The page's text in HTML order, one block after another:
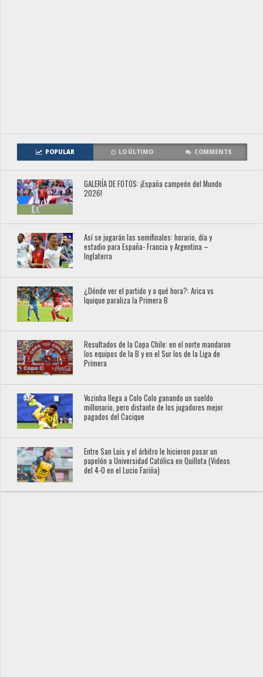
POPULAR LO ÚLTIMO COMMENTS
GALERÍA DE FOTOS: ¡España campeón del Mundo
2026!
Así se jugarán las semifinales: horario, día y
estadio para España- Francia y Argentina –
Inglaterra
¿Dónde ver el partido y a qué hora?: Arica vs
Iquique paraliza la Primera B
Resultados de la Copa Chile: en el norte mandaron
los equipos de la B y en el Sur los de la Liga de
Primera
Vozinha llega a Colo Colo ganando un sueldo
millonario, pero distante de los jugadores mejor
pagados del Cacique
Entre San Luis y el árbitro le hicieron pasar un
papelón a Universidad Católica en Quillota (Videos
del 4-0 en el Lucio Fariña)